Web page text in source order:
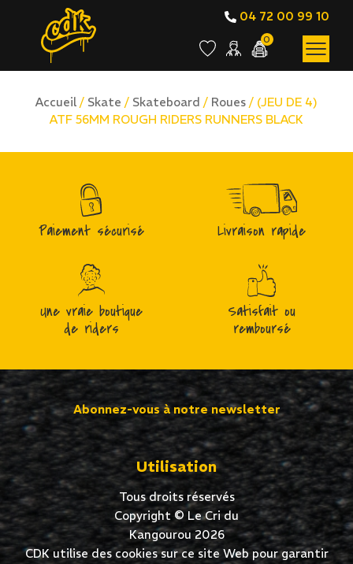
04 72 00 99 10
0
Accueil / Skate / Skateboard / Roues / (JEU DE 4)
ATF 56MM ROUGH RIDERS RUNNERS BLACK
Paiement sécurisé Livraison rapide
Une vraie boutique
de riders
Satisfait ou
remboursé
Abonnez-vous à notre newsletter
Utilisation
Tous droits réservés
Copyright © Le Cri du
Kangourou 2026
CDK utilise des cookies sur ce site Web pour garantir